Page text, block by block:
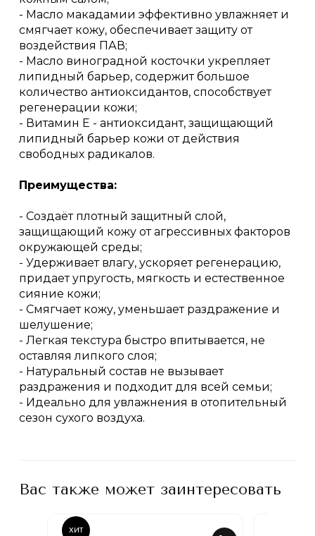
- Масло макадамии эффективно увлажняет и
смягчает кожу, обеспечивает защиту от
воздействия ПАВ;
- Масло виноградной косточки укрепляет
липидный барьер, содержит большое
количество антиоксидантов, способствует
регенерации кожи;
- Витамин Е - антиоксидант, защищающий
липидный барьер кожи от действия
свободных радикалов.
Преимущества:
- Создаёт плотный защитный слой,
защищающий кожу от агрессивных факторов
окружающей среды;
- Удерживает влагу, ускоряет регенерацию,
придает упругость, мягкость и естественное
сияние кожи;
- Смягчает кожу, уменьшает раздражение и
шелушение;
- Легкая текстура быстро впитывается, не
оставляя липкого слоя;
- Натуральный состав не вызывает
раздражения и подходит для всей семьи;
- Идеально для увлажнения в отопительный
сезон сухого воздуха.
Вас также может заинтересовать
ХИТ